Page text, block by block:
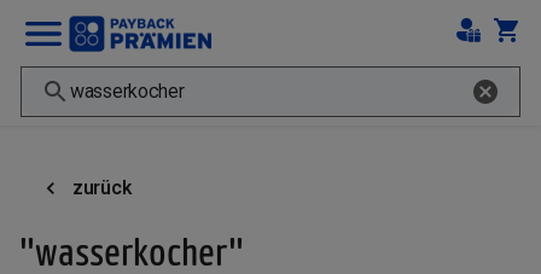
zurück
"wasserkocher"